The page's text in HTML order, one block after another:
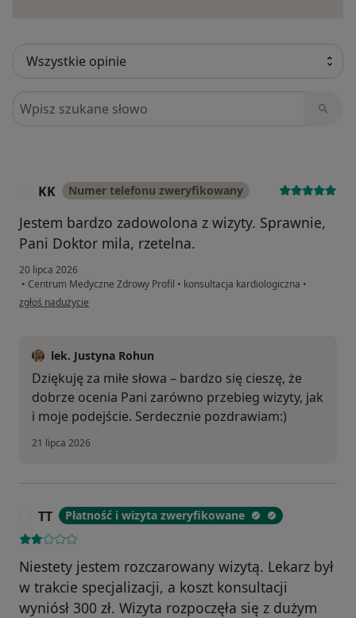
Szukaj w opiniach
KK Numer telefonu zweryfikowany
Jestem bardzo zadowolona z wizyty. Sprawnie,
Pani Doktor mila, rzetelna.
20 lipca 2026
• Centrum Medyczne Zdrowy Profil • konsultacja kardiologiczna •
w opinii użytkownika KK
zgłoś nadużycie
lek. Justyna Rohun
Dziękuję za miłe słowa – bardzo się cieszę, że
dobrze ocenia Pani zarówno przebieg wizyty, jak
i moje podejście. Serdecznie pozdrawiam:)
21 lipca 2026
TT Płatność i wizyta zweryfikowane
Niestety jestem rozczarowany wizytą. Lekarz był
w trakcie specjalizacji, a koszt konsultacji
wyniósł 300 zł. Wizyta rozpoczęła się z dużym